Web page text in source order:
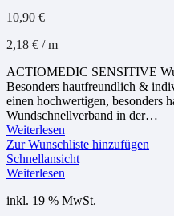
10,90 €
2,18 € /m
ACTIOMEDIC SENSITIVE
Besonders hautfreundlich &
einen hochwertigen, besonders
Wundschnellverband in der…
Weiterlesen
Zur Wunschliste hinzufügen
Schnellansicht
Weiterlesen
inkl. 19 % MwSt.